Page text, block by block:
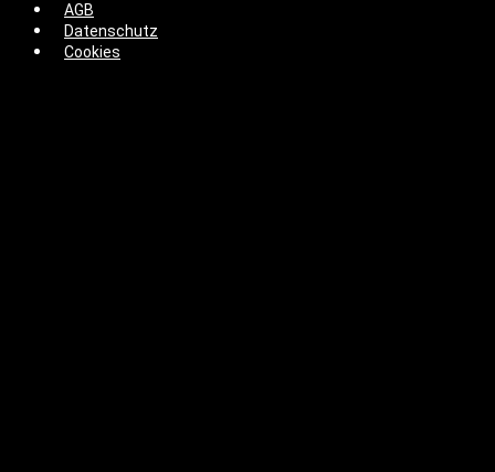
AGB
Datenschutz
Cookies